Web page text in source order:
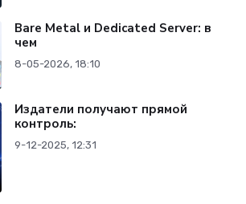
Bare Metal и Dedicated Server: в
чем
8-05-2026, 18:10
Издатели получают прямой
контроль:
9-12-2025, 12:31